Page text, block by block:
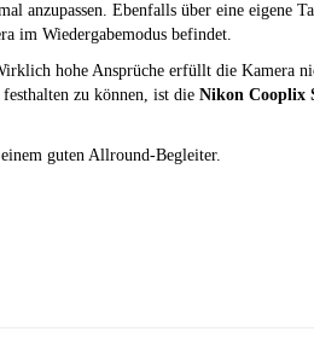
anzupassen. Ebenfalls über eine eigene
im Wiedergabemodus befindet.
hohe Ansprüche erfüllt die Kamera
zu können, ist die Nikon Cooplix
guten Allround-Begleiter.